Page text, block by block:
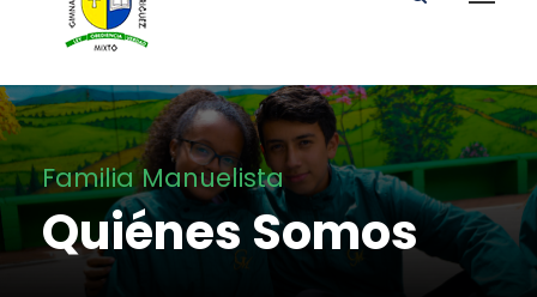
Familia Manuelista
Quiénes Somos